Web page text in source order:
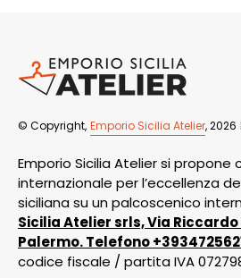
© Copyright, Emporio Sicilia Atelier, 2026
Emporio Sicilia Atelier si propone
internazionale per l’eccellenza
siciliana su un palcoscenico
Sicilia Atelier srls, Via Riccardo
Palermo. Telefono
codice fiscale / partita IVA